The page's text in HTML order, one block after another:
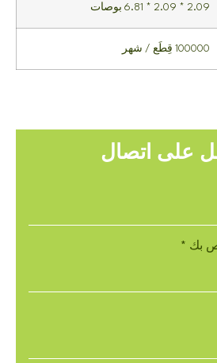
2.09 * 2.09 * 6.81 بوصات
100000 قِطَع / شهر
على اتصال
بك *